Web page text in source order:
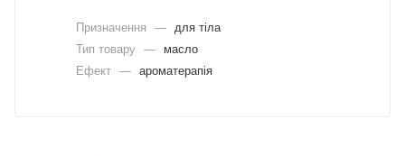
Призначення —
для тіла
Тип товару —
масло
Ефект — ароматерапія